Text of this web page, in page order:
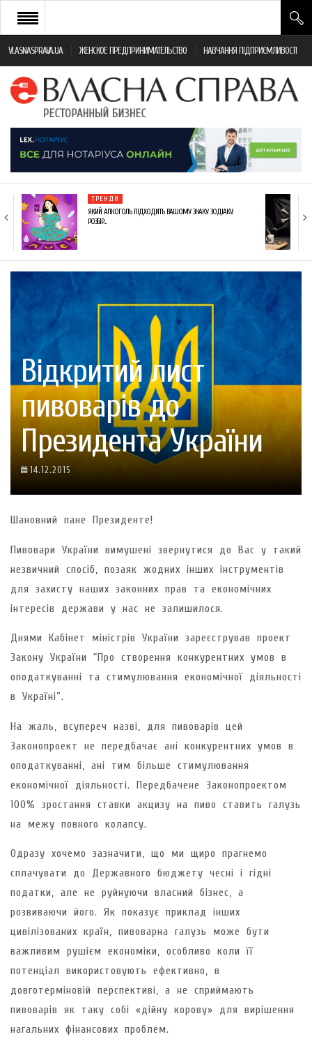
VLASNASPRAVA.UA ЖЕНСКОЕ ПРЕДПРИНИМАТЕЛЬСТВО НАВЧАННЯ ПІДПРИЄМЛИВОСТІ
НОВИНИ РЕСТОРАННОГО БІЗНЕСУ
ЯК ВІДКРИТИ ТА УСПІШНО КЕРУВАТИ
МОНІТОРИНГ ЗАКОНОДАВСТВА
ФРАНЧАЙЗИНГ
КНИГИ
ТРЕНДИ
ЯКИЙ АЛКОГОЛЬ ПІДХОДИТЬ ВАШОМУ ЗНАКУ ЗОДІАКУ:
РОЗБІР…
Відкритий лист
пивоварів до
Президента України
14.12.2015
Шановний пане Президенте!
Пивовари України вимушені звернутися до Вас у такий
незвичний спосіб, позаяк жодних інших інструментів
для захисту наших законних прав та економічних
інтересів держави у нас не залишилося.
Днями Кабінет міністрів України зареєстрував проект
Закону України “Про створення конкурентних умов в
оподаткуванні та стимулювання економічної діяльності
в Україні”.
На жаль, всупереч назві, для пивоварів цей
Законопроект не передбачає ані конкурентних умов в
оподаткуванні, ані тим більше стимулювання
економічної діяльності. Передбачене Законопроектом
100% зростання ставки акцизу на пиво ставить галузь
на межу повного колапсу.
Одразу хочемо зазначити, що ми щиро прагнемо
сплачувати до Державного бюджету чесні і гідні
податки, але не руйнуючи власний бізнес, а
розвиваючи його. Як показує приклад інших
цивілізованих країн, пивоварна галузь може бути
важливим рушієм економіки, особливо коли її
потенціал використовують ефективно, в
довготерміновій перспективі, а не сприймають
пивоварів як таку собі «дійну корову» для вирішення
нагальних фінансових проблем.